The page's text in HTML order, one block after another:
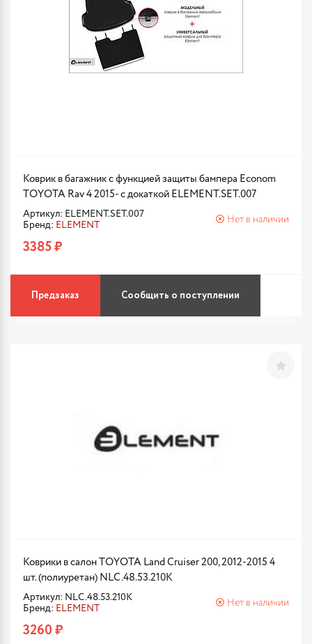
Коврик в багажник с функцией защиты бампера Econom
TOYOTA Rav 4 2015- с докаткой ELEMENT.SET.007
Артикул: ELEMENT.SET.007
Бренд: ELEMENT
Нет в наличии
3385 ₽
Предзаказ Сообщить о поступлении
Коврики в салон TOYOTA Land Cruiser 200, 2012-2015 4
шт. (полиуретан) NLC.48.53.210K
Артикул: NLC.48.53.210K
Бренд: ELEMENT
Нет в наличии
3260 ₽